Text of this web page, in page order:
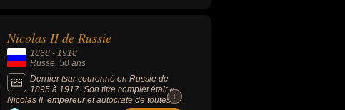
Nicolas II de Russie
1868 -1918
Russe, 50 ans
Dernier tsar couronné en Russie de
1895 à 1917. Son titre complet était «
Nicolas II, empereur et autocrate de toutes+
+